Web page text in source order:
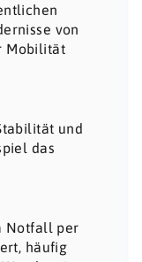
von
Mobilität
und
das
Notfall per
häufig